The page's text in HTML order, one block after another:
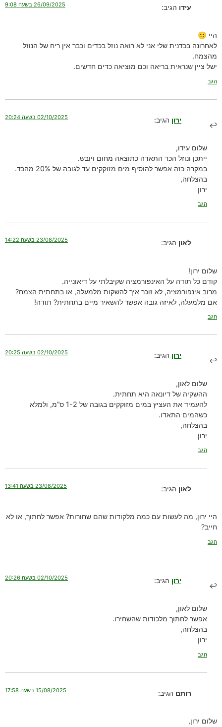
עידו הגיב: 26/09/2025 בשעה 9:08
היי 🙂
לאחרונה בכדנית שלי אני לא רואה נוזל בכדים וכבר אין ריח של הנוזל
מהצמח.
ישל ציין שנראית בריאה וכם מוציאה כדים חדשים.
הגב
ירון הגיב: 02/10/2025 בשעה 20:24
שלום עידו,
ייתכן ונוזל הכד התאדה כתוצאה מחום ויובש.
במקרה כזה אפשר להוסיף מים מזוקקים עד לגובה של 20% מהכד.
בהצלחה,
ירון
הגב
לאון הגיב: 23/08/2025 בשעה 14:22
שלום ירון!
קודם כל תודה על האינפורמציה שקיבלתי על דיאונייה.
מרוב אינפורמציה, לא זוכר איך להשקות מלמעלה, או בתחתית הצמח?
אם מלמעלה, לאיזה גובה אפשר להשאיר מיים בתחתית? תודה!
הגב
ירון הגיב: 02/10/2025 בשעה 20:25
שלום לאון,
ההשקיה של דיונאה היא תחתית.
להעמיד את העציץ במים מזוקקים בגובה של 1-2 ס”מ, ולמלא
כשהמים התאדו.
בהצלחה,
ירון
הגב
לאון הגיב: 23/08/2025 בשעה 13:41
היי ירון, מה לעשות עם כמה מלקודות שהם שחורות? אפשר לחתוך, או לא
חייב?
הגב
ירון הגיב: 02/10/2025 בשעה 20:26
שלום לאון,
אפשר לחתוך מלכודות שהשחירו.
בהצלחה,
ירון
הגב
רותם הגיב: 15/08/2025 בשעה 17:58
שלום ירון,